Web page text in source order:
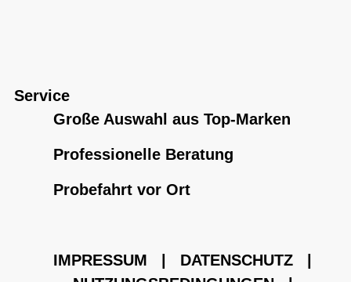
Service
Große Auswahl aus Top-Marken
Professionelle Beratung
Probefahrt vor Ort
IMPRESSUM DATENSCHUTZ